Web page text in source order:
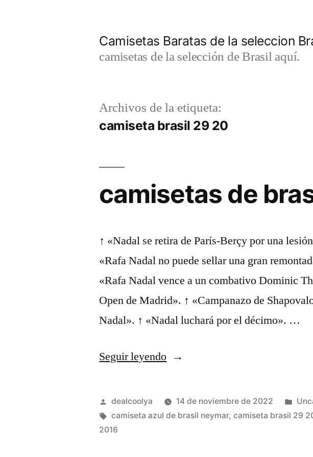
Camisetas Baratas de la seleccion
camisetas de la selección de Brasil aquí.
Archivos de la etiqueta:
camiseta brasil 29 20
camisetas de
↑ «Nadal se retira de París-Berçy por una
«Rafa Nadal no puede sellar una gran
«Rafa Nadal vence a un combativo Dominic
Open de Madrid». ↑ «Campanazo de
Nadal». ↑ «Nadal luchará por el décimo». …
Seguir leyendo«camisetas
brasil
para
Publicado
por
dealcoolya 14 de noviembre de 2022
en
Etiquetas:
camiseta azul de brasil neymar,camiseta brasil 29
2016